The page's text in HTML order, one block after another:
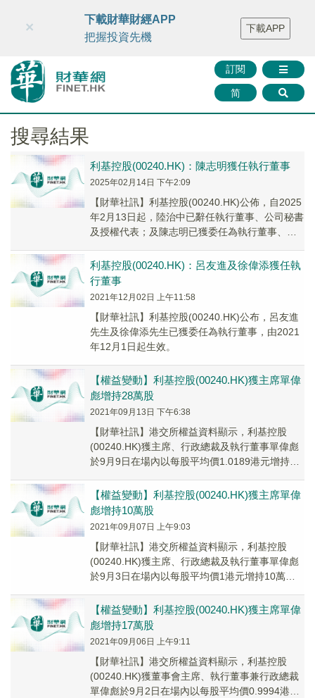
財華智庫網 FINTV FINMETA 財華證券 媒體矩陣
智庫沙龍
聯絡我們
訂閱
简
×
下載財華財經APP
把握投資先機
下載APP
搜尋結果
利基控股(00240.HK)：陳志明獲任執行董事
2025年02月14日 下午2:09
【財華社訊】利基控股(00240.HK)公佈，自2025
年2月13日起，陸治中已辭任執行董事、公司秘書
及授權代表；及陳志明已獲委任為執行董事、公
利基控股(00240.HK)：呂友進及徐偉添獲任執
行董事
2021年12月02日 上午11:58
【財華社訊】利基控股(00240.HK)公布，呂友進
先生及徐偉添先生已獲委任為執行董事，由2021
年12月1日起生效。
【權益變動】利基控股(00240.HK)獲主席單偉
彪增持28萬股
2021年09月13日 下午6:38
【財華社訊】港交所權益資料顯示，利基控股
(00240.HK)獲主席、行政總裁及執行董事單偉彪
於9月9日在場內以每股平均價1.0189港元增持28
【權益變動】利基控股(00240.HK)獲主席單偉
彪增持10萬股
2021年09月07日 上午9:03
【財華社訊】港交所權益資料顯示，利基控股
(00240.HK)獲主席、行政總裁及執行董事單偉彪
於9月3日在場內以每股平均價1港元增持10萬
【權益變動】利基控股(00240.HK)獲主席單偉
彪增持17萬股
2021年09月06日 上午9:11
【財華社訊】港交所權益資料顯示，利基控股
(00240.HK)獲董事會主席、執行董事兼行政總裁
單偉彪於9月2日在場內以每股平均價0.9994港元